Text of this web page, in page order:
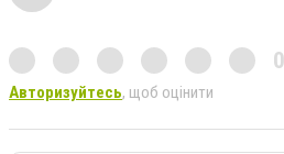
Авторизуйтесь, щоб оцінити